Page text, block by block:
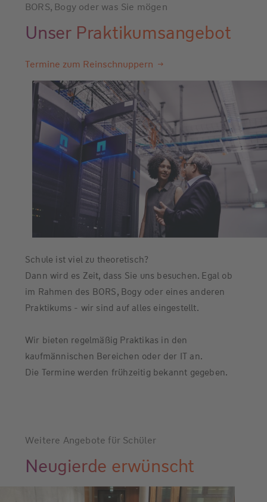
BORS, Bogy oder was Sie mögen
Unser Praktikumsangebot
Termine zum Reinschnuppern
Schule ist viel zu theoretisch?
Dann wird es Zeit, dass Sie uns besuchen. Egal ob
im Rahmen des BORS, Bogy oder eines anderen
Praktikums - wir sind auf alles eingestellt.
Wir bieten regelmäßig Praktikas in den
kaufmännischen Bereichen oder der IT an.
Die Termine werden frühzeitig bekannt gegeben.
Weitere Angebote für Schüler
Neugierde erwünscht